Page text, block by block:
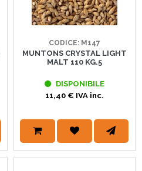
CODICE: M147
MUNTONS CRYSTAL LIGHT
MALT 110 KG.5
DISPONIBILE
11,40 € IVA inc.